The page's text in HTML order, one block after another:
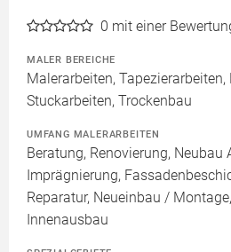
0 mit einer
MALER BEREICHE
Malerarbeiten, Tapezierarbeiten,
Stuckarbeiten, Trockenbau
UMFANG MALERARBEITEN
Beratung, Renovierung, Neubau
Imprägnierung,
Reparatur, Neueinbau /
Innenausbau